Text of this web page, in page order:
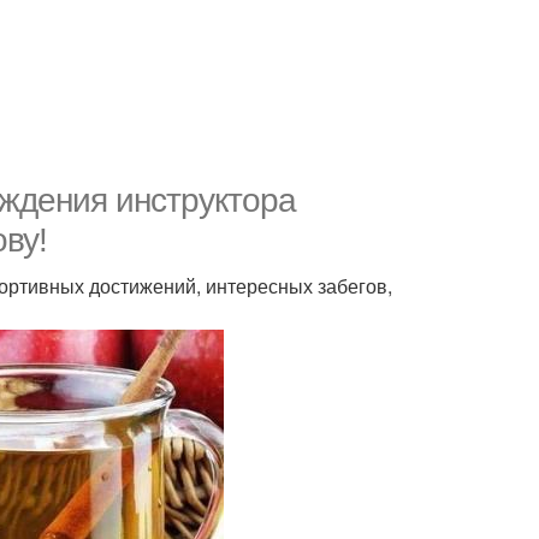
инструктора
достижений, интересных забегов,